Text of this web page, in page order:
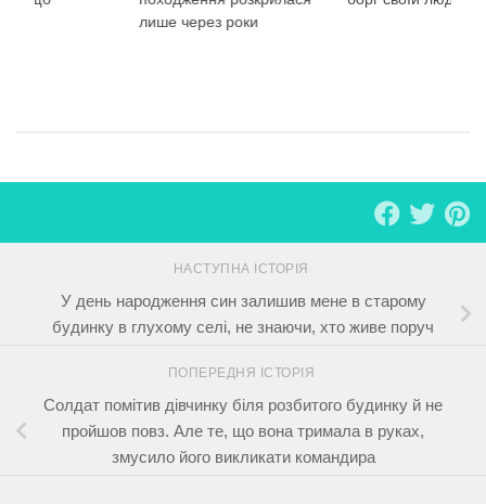
лише через роки
НАСТУПНА ІСТОРІЯ
У день народження син залишив мене в старому
будинку в глухому селі, не знаючи, хто живе поруч
ПОПЕРЕДНЯ ІСТОРІЯ
Солдат помітив дівчинку біля розбитого будинку й не
пройшов повз. Але те, що вона тримала в руках,
змусило його викликати командира